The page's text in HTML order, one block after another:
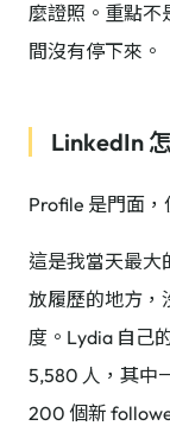
麼證照。重點不
間沒有停下來。
LinkedIn
Profile 是門面，
這是我當天最大
放履歷的地方，
度。Lydia 自己
5,580 人，其中
200 個新